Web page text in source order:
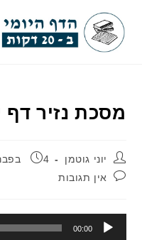
content
מסכת נזיר דף
מחבר:יוני גוטמן פורסם:4 בפברואר 2023
תגובות:אין תגובות
00:00